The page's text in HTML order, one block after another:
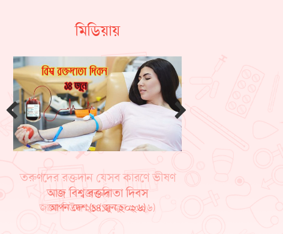
মিডিয়ায়
তরুণদের রক্তদান যেসব কারণে ভীষণ
জরুরি
জাগো নিউজ ২৪ (১৪ জুন ২০২৬)